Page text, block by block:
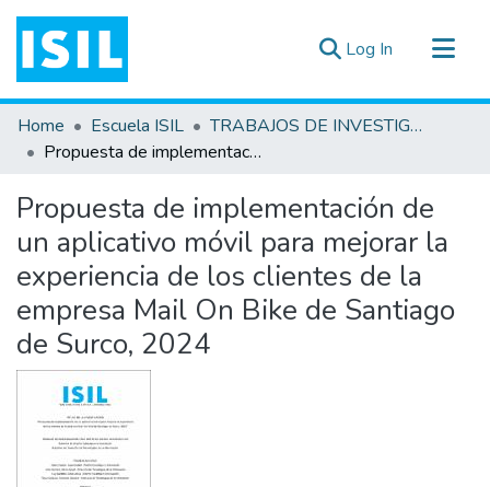
Log In (current)
All of DSpace
Statistics
Documentos ▾
Home Escuela ISIL
TRABAJOS DE INVESTIGACIÓN
Propuesta de implementación de un aplicativo móvil para mejorar la experiencia de los clientes de la empresa Mail On Bike de Santiago de Surco, 2024
Propuesta de implementación de
un aplicativo móvil para mejorar la
experiencia de los clientes de la
empresa Mail On Bike de Santiago
de Surco, 2024